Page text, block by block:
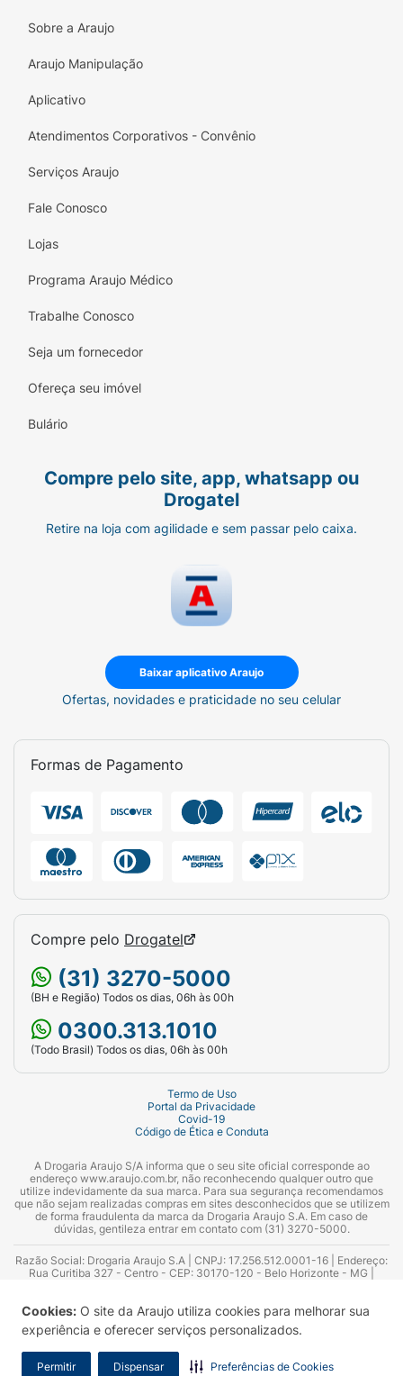
Cookies: O site da Araujo utiliza cookies para melhorar sua
experiência e oferecer serviços personalizados.
Permitir Dispensar Preferências de Cookies
Sobre a Araujo
Araujo Manipulação
Aplicativo
Atendimentos Corporativos - Convênio
Serviços Araujo
Fale Conosco
Lojas
Programa Araujo Médico
Trabalhe Conosco
Seja um fornecedor
Ofereça seu imóvel
Bulário
Compre pelo site, app, whatsapp ou
Drogatel
Retire na loja com agilidade e sem passar pelo caixa.
Baixar aplicativo Araujo
Ofertas, novidades e praticidade no seu celular
Formas de Pagamento
Compre pelo Drogatel
(31) 3270-5000
(BH e Região) Todos os dias, 06h às 00h
0300.313.1010
(Todo Brasil) Todos os dias, 06h às 00h
Termo de Uso
Portal da Privacidade
Covid-19
Código de Ética e Conduta
A Drogaria Araujo S/A informa que o seu site oficial corresponde ao
endereço www.araujo.com.br, não reconhecendo qualquer outro que
utilize indevidamente da sua marca. Para sua segurança recomendamos
que não sejam realizadas compras em sites desconhecidos que se utilizem
de forma fraudulenta da marca da Drogaria Araujo S.A. Em caso de
dúvidas, gentileza entrar em contato com (31) 3270-5000.
Razão Social: Drogaria Araujo S.A | CNPJ: 17.256.512.0001-16 | Endereço:
Rua Curitiba 327 - Centro - CEP: 30170-120 - Belo Horizonte - MG |
Azevedo Guimarães – CRF 10.965 | Yasmin Silva Alvarenga – CRF 52.584 -
Consultor substituto: Thiago Aguiar Pinheiro - CRF Nº 13.748. Alvará
Sanitário: 2025020713 | Autorização de Funcionamento da Empresa (AFE):